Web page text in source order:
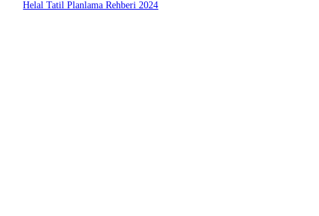
Helal Tatil Planlama Rehberi 2024